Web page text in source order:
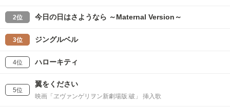
2位 今日の日はさようなら ～Maternal Version～
3位 ジングルベル
4位 ハローキティ
5位
翼をください
映画「ヱヴァンゲリヲン新劇場版:破」 挿入歌